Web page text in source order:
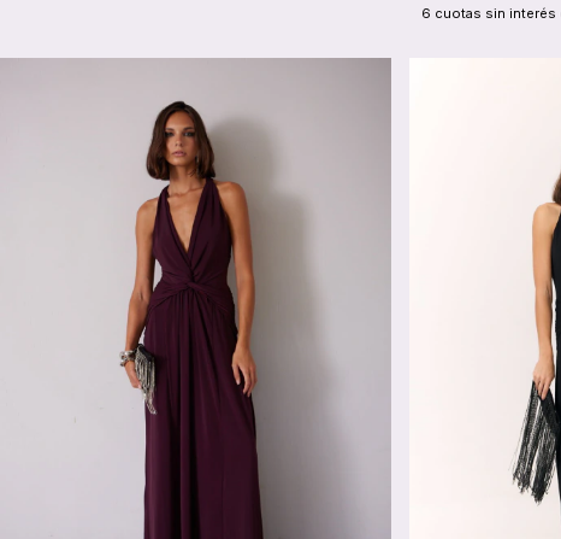
6 cuotas sin interés